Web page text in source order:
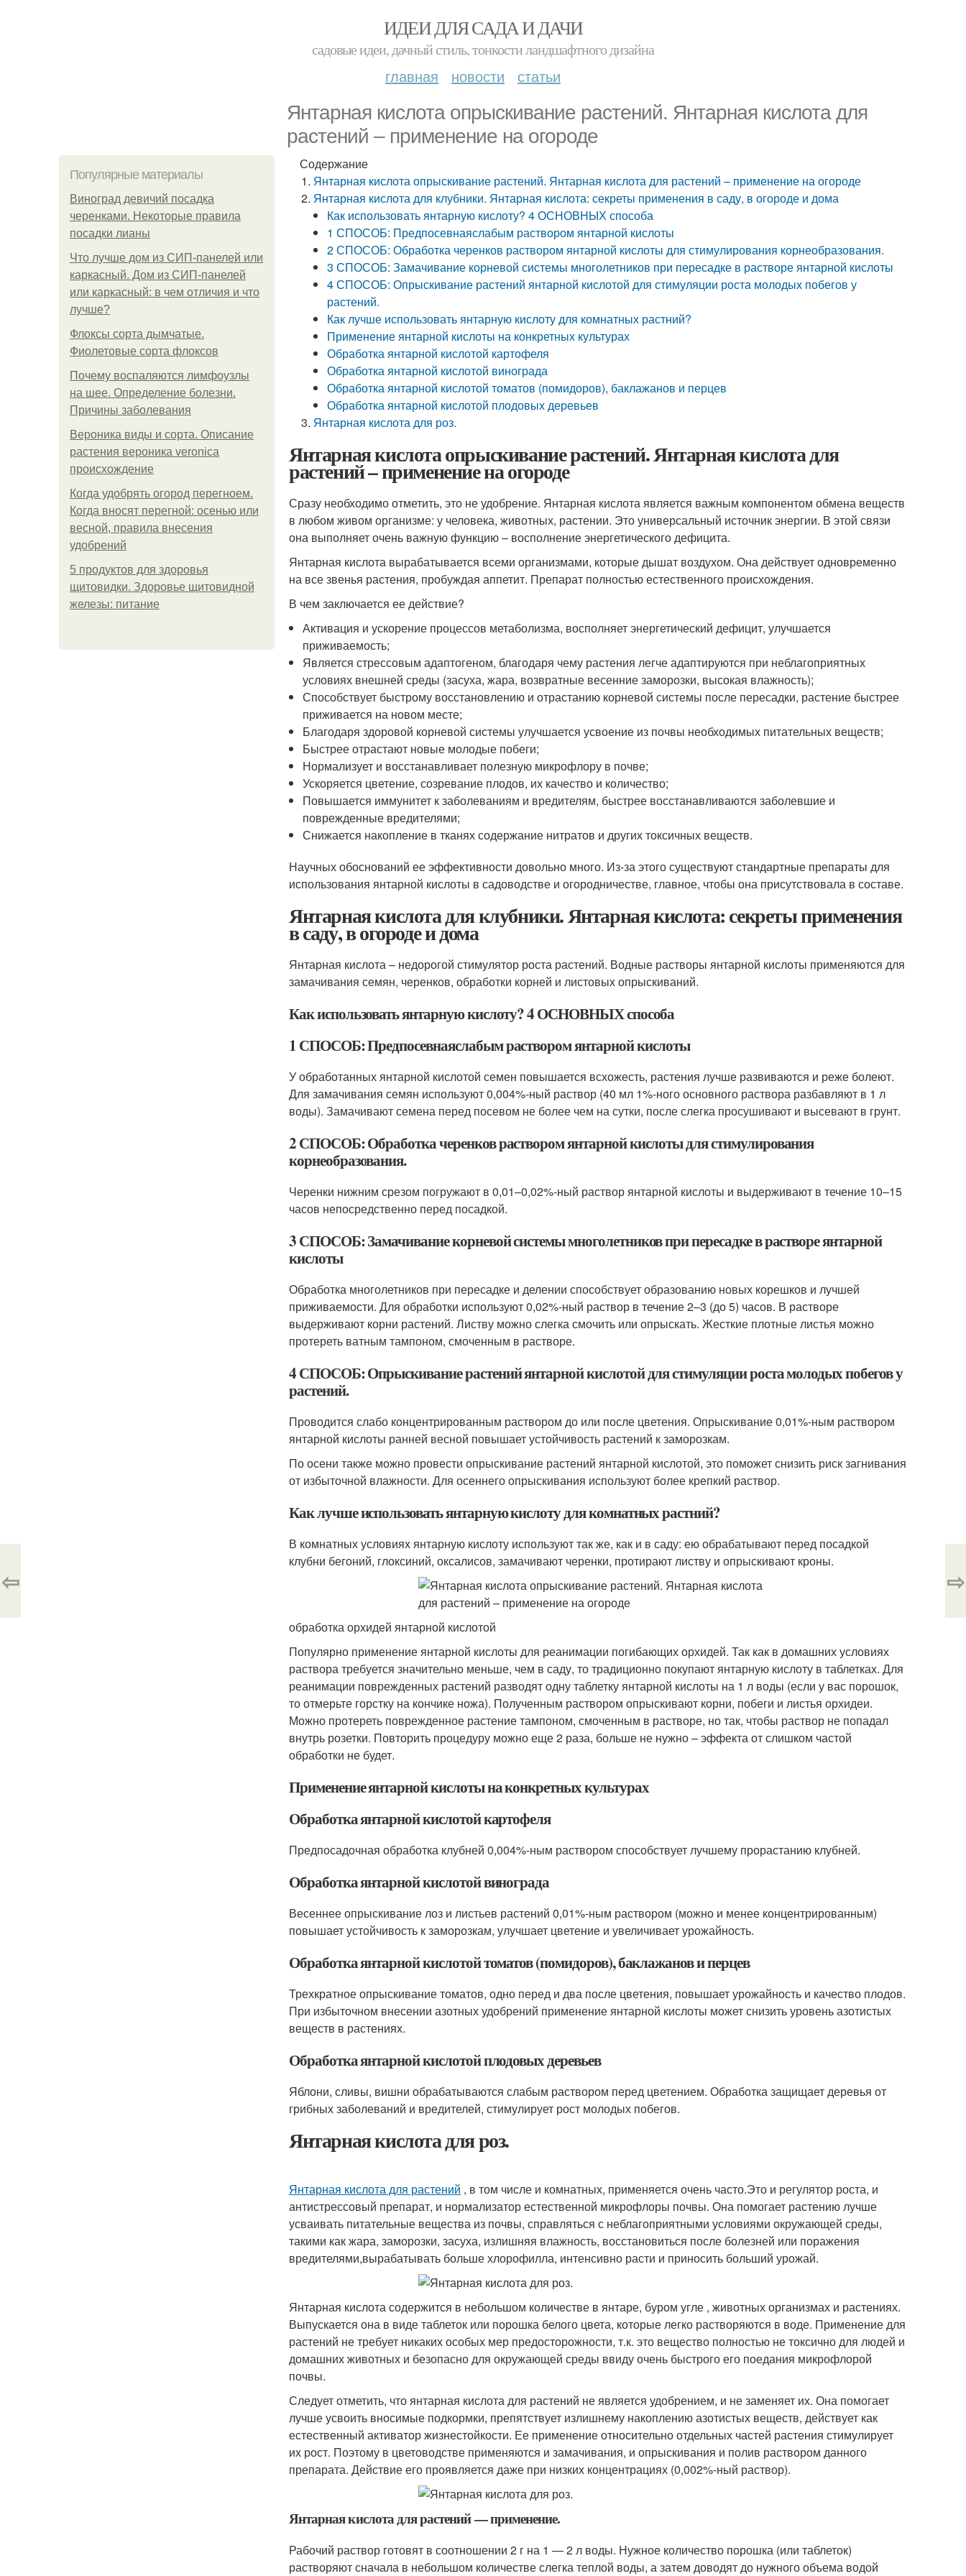
ИДЕИ ДЛЯ САДА И ДАЧИ
садовые идеи, дачный стиль, тонкости ландшафтного дизайна
главная новости статьи
Янтарная кислота опрыскивание растений. Янтарная кислота для
растений – применение на огороде
Популярные материалы
Виноград девичий посадка
черенками. Некоторые правила
посадки лианы
Что лучше дом из СИП-панелей или
каркасный. Дом из СИП-панелей
или каркасный: в чем отличия и что
лучше?
Флоксы сорта дымчатые.
Фиолетовые сорта флоксов
Почему воспаляются лимфоузлы
на шее. Определение болезни.
Причины заболевания
Вероника виды и сорта. Описание
растения вероника veronica
происхождение
Когда удобрять огород перегноем.
Когда вносят перегной: осенью или
весной, правила внесения
удобрений
5 продуктов для здоровья
щитовидки. Здоровье щитовидной
железы: питание
Содержание
Янтарная кислота опрыскивание растений. Янтарная кислота для растений – применение на огороде
Янтарная кислота для клубники. Янтарная кислота: секреты применения в саду, в огороде и дома
Как использовать янтарную кислоту? 4 ОСНОВНЫХ способа
1 СПОСОБ: Предпосевнаяслабым раствором янтарной кислоты
2 СПОСОБ: Обработка черенков раствором янтарной кислоты для стимулирования корнеобразования.
3 СПОСОБ: Замачивание корневой системы многолетников при пересадке в растворе янтарной кислоты
4 СПОСОБ: Опрыскивание растений янтарной кислотой для стимуляции роста молодых побегов у
растений.
Как лучше использовать янтарную кислоту для комнатных растний?
Применение янтарной кислоты на конкретных культурах
Обработка янтарной кислотой картофеля
Обработка янтарной кислотой винограда
Обработка янтарной кислотой томатов (помидоров), баклажанов и перцев
Обработка янтарной кислотой плодовых деревьев
Янтарная кислота для роз.
Янтарная кислота опрыскивание растений. Янтарная кислота для
растений – применение на огороде
Сразу необходимо отметить, это не удобрение. Янтарная кислота является важным компонентом обмена веществ
в любом живом организме: у человека, животных, растении. Это универсальный источник энергии. В этой связи
она выполняет очень важную функцию – восполнение энергетического дефицита.
Янтарная кислота вырабатывается всеми организмами, которые дышат воздухом. Она действует одновременно
на все звенья растения, пробуждая аппетит. Препарат полностью естественного происхождения.
В чем заключается ее действие?
Активация и ускорение процессов метаболизма, восполняет энергетический дефицит, улучшается
приживаемость;
Является стрессовым адаптогеном, благодаря чему растения легче адаптируются при неблагоприятных
условиях внешней среды (засуха, жара, возвратные весенние заморозки, высокая влажность);
Способствует быстрому восстановлению и отрастанию корневой системы после пересадки, растение быстрее
приживается на новом месте;
Благодаря здоровой корневой системы улучшается усвоение из почвы необходимых питательных веществ;
Быстрее отрастают новые молодые побеги;
Нормализует и восстанавливает полезную микрофлору в почве;
Ускоряется цветение, созревание плодов, их качество и количество;
Повышается иммунитет к заболеваниям и вредителям, быстрее восстанавливаются заболевшие и
поврежденные вредителями;
Снижается накопление в тканях содержание нитратов и других токсичных веществ.
Научных обоснований ее эффективности довольно много. Из-за этого существуют стандартные препараты для
использования янтарной кислоты в садоводстве и огородничестве, главное, чтобы она присутствовала в составе.
Янтарная кислота для клубники. Янтарная кислота: секреты применения
в саду, в огороде и дома
Янтарная кислота – недорогой стимулятор роста растений. Водные растворы янтарной кислоты применяются для
замачивания семян, черенков, обработки корней и листовых опрыскиваний.
Как использовать янтарную кислоту? 4 ОСНОВНЫХ способа
1 СПОСОБ: Предпосевнаяслабым раствором янтарной кислоты
У обработанных янтарной кислотой семен повышается всхожесть, растения лучше развиваются и реже болеют.
Для замачивания семян используют 0,004%-ный раствор (40 мл 1%-ного основного раствора разбавляют в 1 л
воды). Замачивают семена перед посевом не более чем на сутки, после слегка просушивают и высевают в грунт.
2 СПОСОБ: Обработка черенков раствором янтарной кислоты для стимулирования
корнеобразования.
Черенки нижним срезом погружают в 0,01–0,02%-ный раствор янтарной кислоты и выдерживают в течение 10–15
часов непосредственно перед посадкой.
3 СПОСОБ: Замачивание корневой системы многолетников при пересадке в растворе янтарной
кислоты
Обработка многолетников при пересадке и делении способствует образованию новых корешков и лучшей
приживаемости. Для обработки используют 0,02%-ный раствор в течение 2–3 (до 5) часов. В растворе
выдерживают корни растений. Листву можно слегка смочить или опрыскать. Жесткие плотные листья можно
протереть ватным тампоном, смоченным в растворе.
4 СПОСОБ: Опрыскивание растений янтарной кислотой для стимуляции роста молодых побегов у
растений.
Проводится слабо концентрированным раствором до или после цветения. Опрыскивание 0,01%-ным раствором
янтарной кислоты ранней весной повышает устойчивость растений к заморозкам.
По осени также можно провести опрыскивание растений янтарной кислотой, это поможет снизить риск загнивания
от избыточной влажности. Для осеннего опрыскивания используют более крепкий раствор.
Как лучше использовать янтарную кислоту для комнатных растний?
В комнатных условиях янтарную кислоту используют так же, как и в саду: ею обрабатывают перед посадкой
клубни бегоний, глоксиний, оксалисов, замачивают черенки, протирают листву и опрыскивают кроны.
обработка орхидей янтарной кислотой
Популярно применение янтарной кислоты для реанимации погибающих орхидей. Так как в домашних условиях
раствора требуется значительно меньше, чем в саду, то традиционно покупают янтарную кислоту в таблетках. Для
реанимации поврежденных растений разводят одну таблетку янтарной кислоты на 1 л воды (если у вас порошок,
то отмерьте горстку на кончике ножа). Полученным раствором опрыскивают корни, побеги и листья орхидеи.
Можно протереть поврежденное растение тампоном, смоченным в растворе, но так, чтобы раствор не попадал
внутрь розетки. Повторить процедуру можно еще 2 раза, больше не нужно – эффекта от слишком частой
обработки не будет.
Применение янтарной кислоты на конкретных культурах
Обработка янтарной кислотой картофеля
Предпосадочная обработка клубней 0,004%-ным раствором способствует лучшему прорастанию клубней.
Обработка янтарной кислотой винограда
Весеннее опрыскивание лоз и листьев растений 0,01%-ным раствором (можно и менее концентрированным)
повышает устойчивость к заморозкам, улучшает цветение и увеличивает урожайность.
Обработка янтарной кислотой томатов (помидоров), баклажанов и перцев
Трехкратное опрыскивание томатов, одно перед и два после цветения, повышает урожайность и качество плодов.
При избыточном внесении азотных удобрений применение янтарной кислоты может снизить уровень азотистых
веществ в растениях.
Обработка янтарной кислотой плодовых деревьев
Яблони, сливы, вишни обрабатываются слабым раствором перед цветением. Обработка защищает деревья от
грибных заболеваний и вредителей, стимулирует рост молодых побегов.
Янтарная кислота для роз.
Янтарная кислота для растений , в том числе и комнатных, применяется очень часто.Это и регулятор роста, и
антистрессовый препарат, и нормализатор естественной микрофлоры почвы. Она помогает растению лучше
усваивать питательные вещества из почвы, справляться с неблагоприятными условиями окружающей среды,
такими как жара, заморозки, засуха, излишняя влажность, восстановиться после болезней или поражения
вредителями,вырабатывать больше хлорофилла, интенсивно расти и приносить больший урожай.
Янтарная кислота содержится в небольшом количестве в янтаре, буром угле , животных организмах и растениях.
Выпускается она в виде таблеток или порошка белого цвета, которые легко растворяются в воде. Применение для
растений не требует никаких особых мер предосторожности, т.к. это вещество полностью не токсично для людей и
домашних животных и безопасно для окружающей среды ввиду очень быстрого его поедания микрофлорой
почвы.
Следует отметить, что янтарная кислота для растений не является удобрением, и не заменяет их. Она помогает
лучше усвоить вносимые подкормки, препятствует излишнему накоплению азотистых веществ, действует как
естественный активатор жизнестойкости. Ее применение относительно отдельных частей растения стимулирует
их рост. Поэтому в цветоводстве применяются и замачивания, и опрыскивания и полив раствором данного
препарата. Действие его проявляется даже при низких концентрациях (0,002%-ный раствор).
Янтарная кислота для растений — применение.
Рабочий раствор готовят в соотношении 2 г на 1 — 2 л воды. Нужное количество порошка (или таблеток)
растворяют сначала в небольшом количестве слегка теплой воды, а затем доводят до нужного объема водой
⇦ ⇨